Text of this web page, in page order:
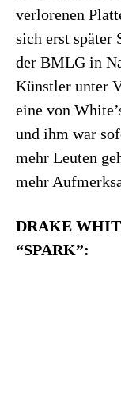
verlorenen
sich erst später
der BMLG in
Künstler unter
eine von
und ihm war
mehr Leuten
mehr
DRAKE
“SPARK”: